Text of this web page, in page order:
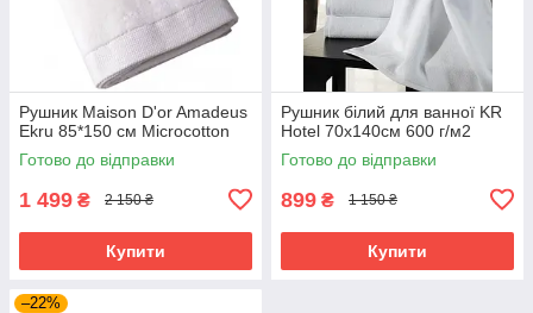
Рушник Maison D'or Amadeus
Ekru 85*150 см Microcotton
Готово до відправки
1 499 ₴ 2 150 ₴
Купити
Рушник білий для ванної KR
Hotel 70х140см 600 г/м2
Готово до відправки
899 ₴ 1 150 ₴
Купити
–22%